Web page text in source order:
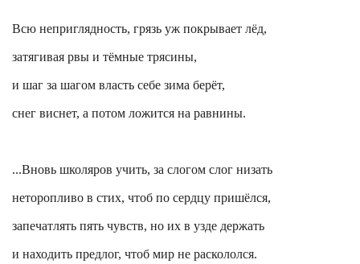
Всю неприглядность, грязь уж покрывает лёд,
затягивая рвы и тёмные трясины,
и шаг за шагом власть себе зима берёт,
снег виснет, а потом ложится на равнины.
...Вновь школяров учить, за слогом слог низать
неторопливо в стих, чтоб по сердцу пришёлся,
запечатлять пять чувств, но их в узде держать
и находить предлог, чтоб мир не раскололся.